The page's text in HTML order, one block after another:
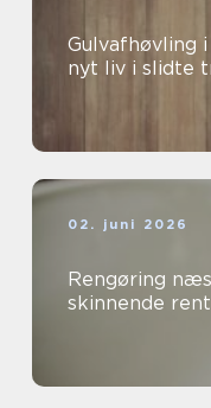
Gulvafhøvling
nyt liv i slidte
02. juni 2026
Rengøring næstved sådan
skinnende